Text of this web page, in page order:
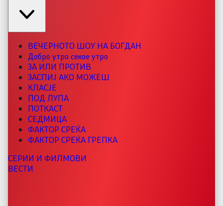
ВЕЧЕРНОТО ШОУ НА БОГДАН
Добро утро секое утро
ЗА ИЛИ ПРОТИВ
ЗАСПИЈ АКО МОЖЕШ
КЛАСЈЕ
ПОД ЛУПА
ПОТКАСТ
СЕДМИЦА
ФАКТОР СРЕЌА
ФАКТОР СРЕЌА ГРЕПКА
СЕРИИ И ФИЛМОВИ
ВЕСТИ